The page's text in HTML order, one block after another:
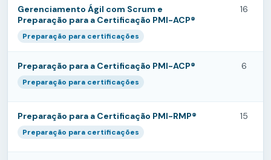
Gerenciamento Ágil com Scrum e
Preparação para a Certificação PMI-ACP®
Preparação para certificações
16
Preparação para a Certificação PMI-ACP®
Preparação para certificações
6
Preparação para a Certificação PMI-RMP®
Preparação para certificações
15